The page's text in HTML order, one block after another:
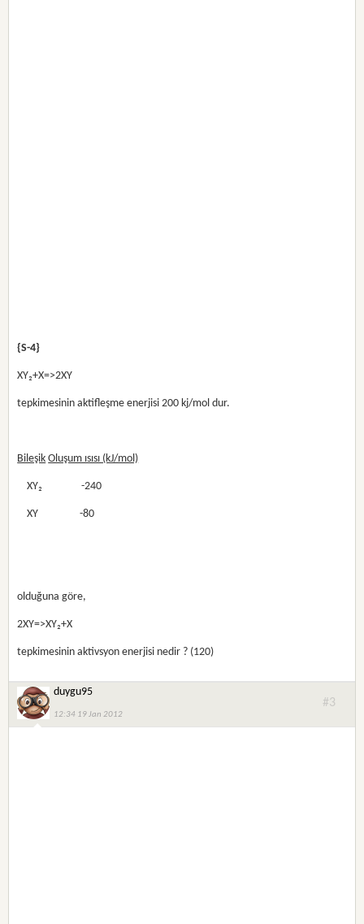
{S-4}
XY₂+X=>2XY
tepkimesinin aktifleşme enerjisi 200 kj/mol dur.
Bileşik Oluşum ısısı (kJ/mol)
    XY₂                -240
    XY                 -80
olduğuna göre,
2XY=>XY₂+X
tepkimesinin aktivsyon enerjisi nedir ? (120)
duygu95
12:34 19 Jan 2012
#3